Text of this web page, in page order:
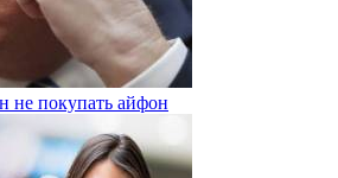
не покупать айфон